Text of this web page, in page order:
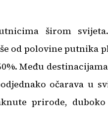
širom
od polovine putnika
Među
očarava u
prirode,